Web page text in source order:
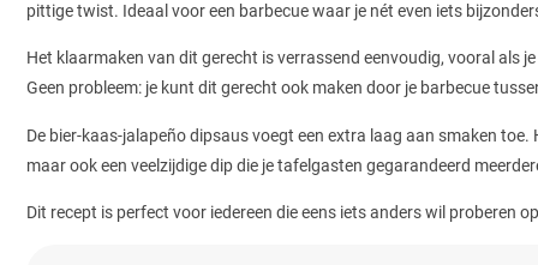
pittige twist. Ideaal voor een barbecue waar je nét even iets
Het klaarmaken van dit gerecht is verrassend eenvoudig, vooral als
Geen probleem: je kunt dit gerecht ook maken door je barbecue
De bier-kaas-jalapeño dipsaus voegt een extra laag aan smaken
maar ook een veelzijdige dip die je tafelgasten gegarandeerd
Dit recept is perfect voor iedereen die eens iets anders wil proberen